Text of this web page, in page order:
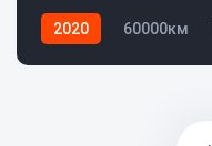
2020 60000км